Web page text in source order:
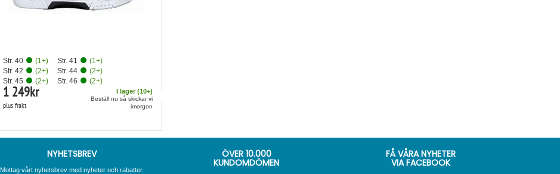
Str. 40 (1+) Str. 41 (1+)
Str. 42
(2+) Str. 44 (2+)
Str. 45
(2+) Str. 46 (2+)
1 249kr
plus frakt
I lager (10+)
Beställ nu så skickar vi
imorgon
NYHETSBREV
Mottag vårt nyhetsbrev med nyheter och rabatter.
ÖVER 10.000
KUNDOMDÖMEN
FÅ VÅRA NYHETER
VIA FACEBOOK